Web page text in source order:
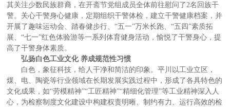
其关注少数民族群裔，在开斋节党组成员全体前往慰问了2名回族干
警。关心干警身心健康，定期组织干警体检，建立干警健康档案，并
开展了趣味运动会、踏春健步行、“五一”万米长跑、“五四”素质拓
展、“七一”红色体验游等一系列体育健身活动，愉悦了干警身心，提
高了干警身体素质。
弘扬白色工业文化 养成规范性习惯
白色，象征科技，给人干净和简洁的印象。平川以工业立区，
煤、电、陶瓷等行业领域在长期发展实践过程中，形成了各具特色的
文化成果，如“劳模精神”“工匠精神”“精细化管理”等工业精神深入人
心，为检察制度文化建设中构建权责明晰、制约有力、运行高效的检